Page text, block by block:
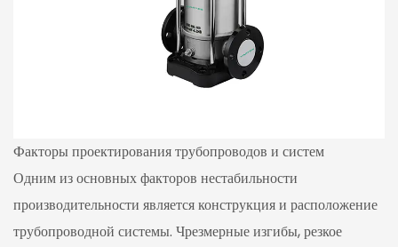
Факторы проектирования трубопроводов и систем
Одним из основных факторов нестабильности
производительности является конструкция и расположение
трубопроводной системы. Чрезмерные изгибы, резкое